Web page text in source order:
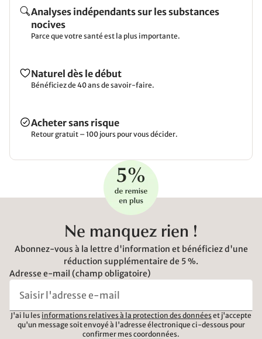
Analyses indépendants sur les substances
nocives
Parce que votre santé est la plus importante.
Naturel dès le début
Bénéficiez de 40 ans de savoir-faire.
Acheter sans risque
Retour gratuit – 100 jours pour vous décider.
Ne manquez rien !
Abonnez-vous à la lettre d'information et bénéficiez d'une
réduction supplémentaire de 5 %.
Adresse e-mail (champ obligatoire)
J'ai lu les informations relatives à la protection des données et j'accepte
qu'un message soit envoyé à l'adresse électronique ci-dessous pour
confirmer mes coordonnées.